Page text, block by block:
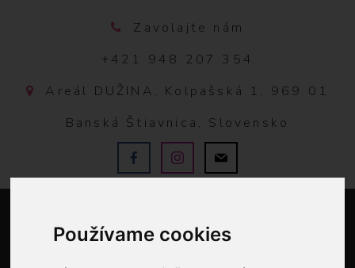
Používame cookies
Zavolajte nám
+421 948 207 354
Areál DUŽINA, Kolpašská 1, 969 01
Banská Štiavnica, Slovensko